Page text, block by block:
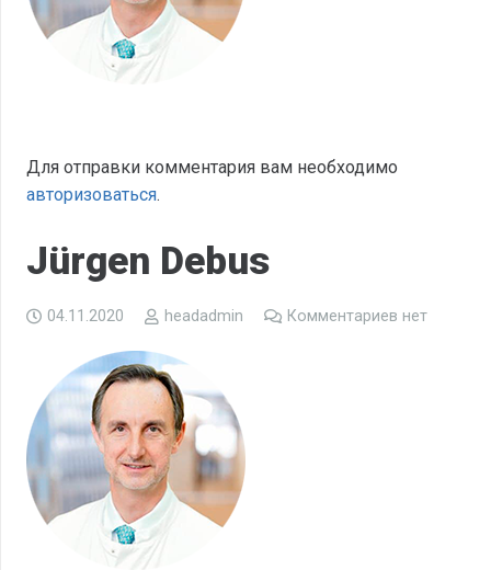
Для отправки комментария вам необходимо
авторизоваться.
Jürgen Debus
04.11.2020 headadmin Комментариев нет